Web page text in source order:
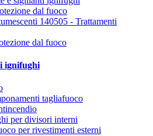
dal fuoco
140505 - Trattamenti
dal fuoco
ignifughi
tagliafuoco
per divisori interni
per rivestimenti esterni